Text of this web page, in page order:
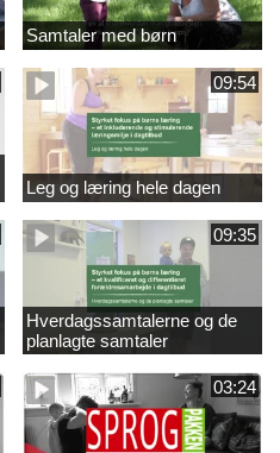
Samtaler med børn
09:54
Leg og læring hele dagen
09:35
Hverdagssamtalerne og de
planlagte samtaler
03:24